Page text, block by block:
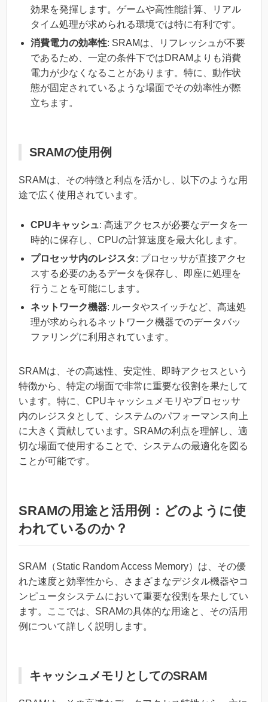
効果を発揮します。ゲームや高性能計算、リアル
タイム処理が求められる環境では特に有利です。
消費電力の効率性: SRAMは、リフレッシュが不要
であるため、一定の条件下ではDRAMよりも消費
電力が少なくなることがあります。特に、動作状
態が固定されているような場面でその効率性が際
立ちます。
SRAMの使用例
SRAMは、その特徴と利点を活かし、以下のような用
途で広く使用されています。
CPUキャッシュ: 高速アクセスが必要なデータを一
時的に保存し、CPUの計算速度を最大化します。
プロセッサ内のレジスタ: プロセッサが直接アクセ
スする必要のあるデータを保存し、即座に処理を
行うことを可能にします。
ネットワーク機器: ルータやスイッチなど、高速処
理が求められるネットワーク機器でのデータバッ
ファリングに利用されています。
SRAMは、その高速性、安定性、即時アクセスという
特徴から、特定の場面で非常に重要な役割を果たして
います。特に、CPUキャッシュメモリやプロセッサ
内のレジスタとして、システムのパフォーマンス向上
に大きく貢献しています。SRAMの利点を理解し、適
切な場面で使用することで、システムの最適化を図る
ことが可能です。
SRAMの用途と活用例：どのように使
われているのか？
SRAM（Static Random Access Memory）は、その優
れた速度と効率性から、さまざまなデジタル機器やコ
ンピュータシステムにおいて重要な役割を果たしてい
ます。ここでは、SRAMの具体的な用途と、その活用
例について詳しく説明します。
キャッシュメモリとしてのSRAM